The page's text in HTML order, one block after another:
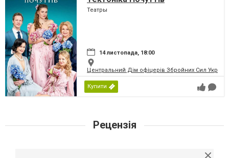
Театры
14 листопада, 18:00
Центральний Дім офіцерів Збройних Сил
Купити
Рецензія